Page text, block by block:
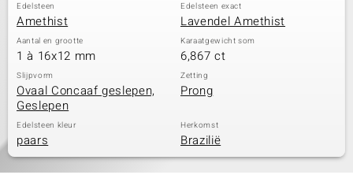
Edelsteen
Amethist
Edelsteen exact
Lavendel Amethist
Aantal en grootte
1 à 16x12 mm
Karaatgewicht som
6,867 ct
Slijpvorm
Ovaal Concaaf geslepen,
Geslepen
Zetting
Prong
Edelsteen kleur
paars
Herkomst
Brazilië